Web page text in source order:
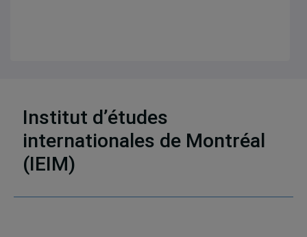
5 résultats
Institut d’études
internationales de Montréal
(IEIM)